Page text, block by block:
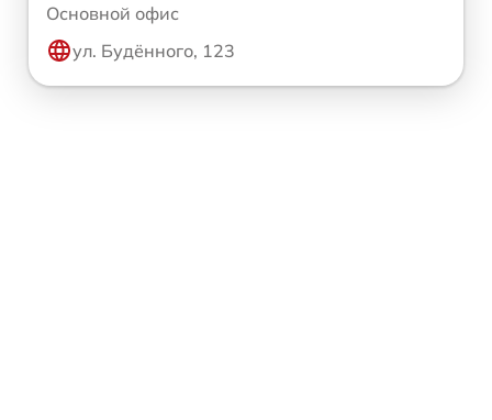
Основной офис
ул. Будённого, 123